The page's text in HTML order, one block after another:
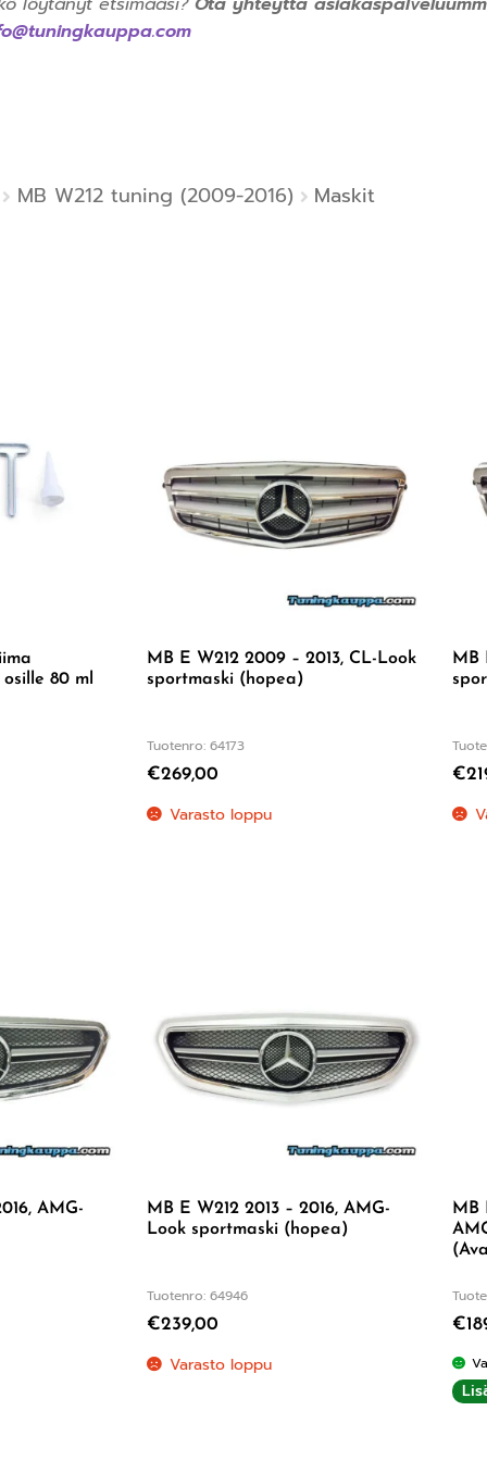
MB W212 tuning (2009-2016) Maskit
80 ml
MB E W212 2009 – 2013, CL-Look
sportmaski (hopea)
Tuotenro: 64173
€269,00
Varasto loppu
MB
€
AMG-
MB E W212 2013 – 2016, AMG-
Look sportmaski (hopea)
Tuotenro: 64946
€239,00
Varasto loppu
MB
€